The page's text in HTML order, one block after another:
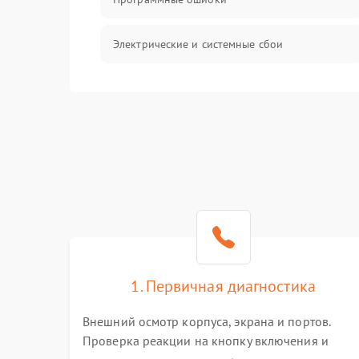
Электрические и системные сбои
Система охлаждения
1. Первичная диагностика
Внешний осмотр корпуса, экрана и портов.
Проверка реакции на кнопку включения и